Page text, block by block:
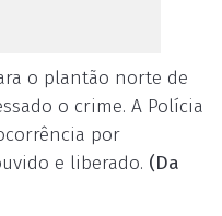
o plantão norte de
o crime. A Polícia
por
e liberado. (Da